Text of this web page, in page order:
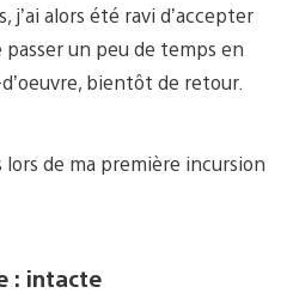
j’ai alors été ravi d’accepter
passer un peu de temps en
bientôt de retour.
lors de ma première incursion
: intacte